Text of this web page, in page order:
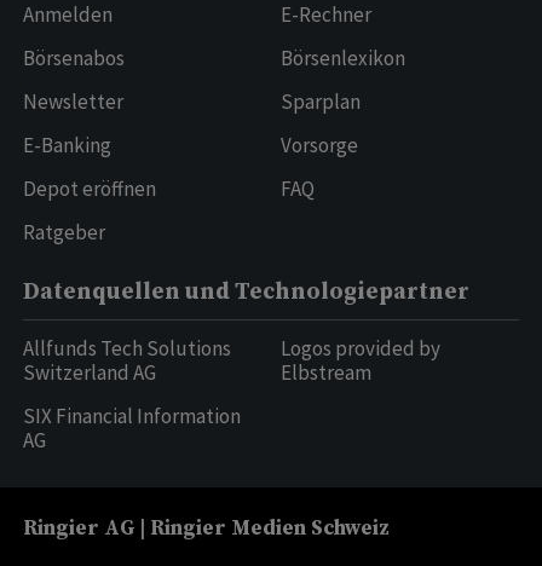
Anmelden
Börsenabos
Newsletter
E-Banking
Depot eröffnen
Ratgeber
E-Rechner
Börsenlexikon
Sparplan
Vorsorge
FAQ
Datenquellen und Technologiepartner
Allfunds Tech Solutions
Switzerland AG
SIX Financial Information
AG
Logos provided by
Elbstream
Ringier AG | Ringier Medien Schweiz